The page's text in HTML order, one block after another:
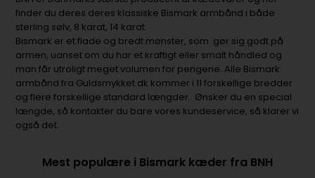
finder du deres deres klassiske Bismark armbånd i både
sterling sølv, 8 karat, 14 karat.
Bismark er et flade og bredt mønster, som gør sig godt på
armen, uanset om du har et kraftigt eller smalt håndled og
man får utroligt meget volumen for pengene. Alle Bismark
armbånd fra Guldsmykket.dk kommer i 11 forskellige bredder
og flere forskellige standard længder. Ønsker du en special
længde, så kontakter du bare vores kundeservice, så klarer vi
også det.
Mest populære i Bismark kæder fra BNH